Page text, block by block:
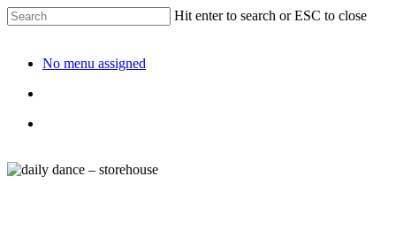
Hit enter to search or ESC to close
No menu assigned